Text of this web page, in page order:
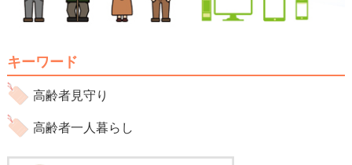
キーワード
高齢者見守り
高齢者一人暮らし